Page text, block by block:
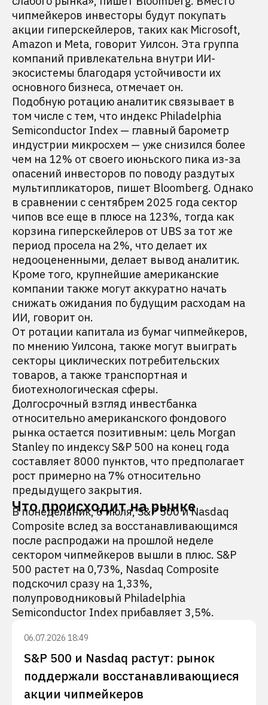
чипмейкеров инвесторы будут покупать
акции гиперскейлеров, таких как Microsoft,
Amazon и Meta, говорит Уилсон. Эта группа
компаний привлекательна внутри ИИ-
экосистемы благодаря устойчивости их
основного бизнеса, отмечает он.
Подобную ротацию аналитик связывает в
том числе с тем, что индекс Philadelphia
Semiconductor Index — главный барометр
индустрии микросхем — уже снизился более
чем на 12% от своего июньского пика из-за
опасений инвесторов по поводу раздутых
мультипликаторов, пишет Bloomberg. Однако
в сравнении с сентябрем 2025 года сектор
чипов все еще в плюсе на 123%, тогда как
корзина гиперскейлеров от UBS за тот же
период просела на 2%, что делает их
недооцененными, делает вывод аналитик.
Кроме того, крупнейшие американские
компании также могут аккуратно начать
снижать ожидания по будущим расходам на
ИИ, говорит он.
От ротации капитала из бумаг чипмейкеров,
по мнению Уилсона, также могут выиграть
секторы циклических потребительских
товаров, а также транспортная и
биотехнологическая сферы.
Долгосрочный взгляд инвестбанка
относительно американского фондового
рынка остается позитивным: цель Morgan
Stanley по индексу S&P 500 на конец года
составляет 8000 пунктов, что предполагает
рост примерно на 7% относительно
предыдущего закрытия.
Что происходит на рынке
В понедельник, 6 июля, S&P 500 и Nasdaq
Composite вслед за восстанавливающимся
после распродажи на прошлой неделе
сектором чипмейкеров вышли в плюс. S&P
500 растет на 0,73%, Nasdaq Composite
подскочил сразу на 1,33%,
полупроводниковый Philadelphia
Semiconductor Index прибавляет 3,5%.
06.07.2026 18:49
S&P 500 и Nasdaq растут: рынок
поддержали восстанавливающиеся
акции чипмейкеров